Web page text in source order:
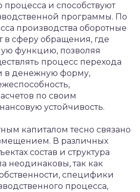
процесса и способствуют
программы. По
производства оборотные
в сферу обращения, где
функцию, позволяя
процесс перехода
в денежную форму,
по своим
устойчивость.
капиталом тесно связано
В различных
состав и структура
неодинаковы, так как
специфики
процесса,